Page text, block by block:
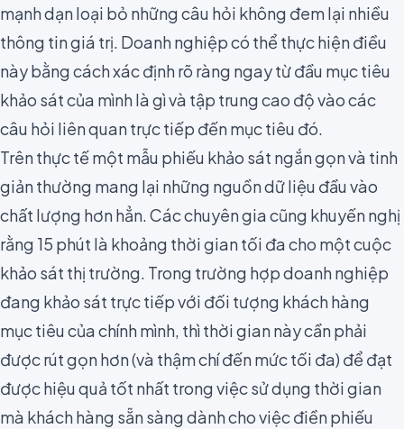
mạnh dạn loại bỏ những câu hỏi không đem lại nhiều
thông tin giá trị. Doanh nghiệp có thể thực hiện điều
này bằngcách xác định rõ ràng ngay từ đầu mục tiêu
khảo sátcủa mình là gìvà tập trung cao độ vào các
câu hỏi liên quan trực tiếp đến mục tiêu đó.
Trên thực tế một mẫu phiếu khảo sát ngắn gọn và tinh
giản thường mang lại những nguồn dữ liệu đầu vào
chất lượng hơn hẳn. Các chuyên gia cũng khuyến nghị
rằng 15 phút là khoảng thời gian tối đa cho mộtcuộc
khảo sát thị trường. Trong trường hợp doanh nghiệp
đang khảo sát trực tiếp với đối tượng khách hàng
mục tiêu của chính mình, thì thời gian này cần phải
được rút gọn hơn (và thậm chí đến mức tối đa) để đạt
được hiệu quả tốt nhất trong việc sử dụng thời gian
mà khách hàng sẵn sàng dành cho việc điền phiếu